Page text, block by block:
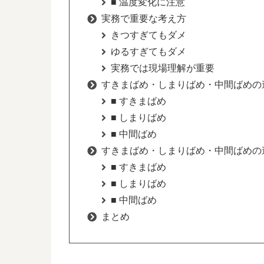
■ 温度変化に注意
実務で重要な考え方
きつすぎてもダメ
ゆるすぎてもダメ
実務では現場理解が重要
すきまばめ・しまりばめ・中間ばめの
■ すきまばめ
■ しまりばめ
■ 中間ばめ
すきまばめ・しまりばめ・中間ばめの
■ すきまばめ
■ しまりばめ
■ 中間ばめ
まとめ